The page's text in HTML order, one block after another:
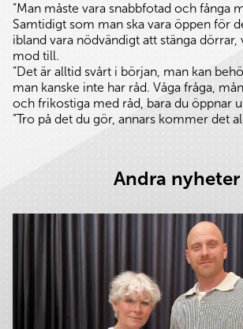
”Man måste vara snabbfotad och fånga
Samtidigt som man ska vara öppen för
ibland vara nödvändigt att stänga dörrar,
mod till.
”Det är alltid svårt i början, man kan
man kanske inte har råd. Våga fråga,
och frikostiga med råd, bara du öppnar
”Tro på det du gör, annars kommer det
Andra nyheter